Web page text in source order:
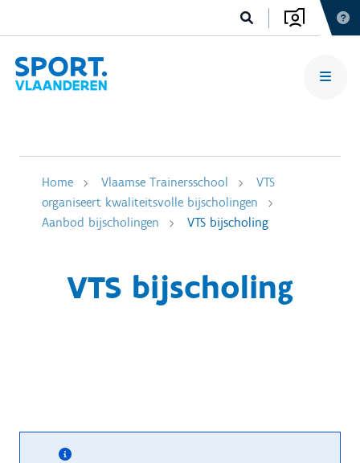
Home Vlaamse Trainersschool
VTS
organiseert kwaliteitsvolle bijscholingen
Aanbod bijscholingen
VTS bijscholing
VTS bijscholing